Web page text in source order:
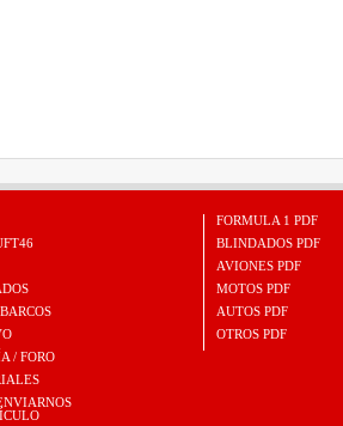
/ FORO
FORMULA 1 PDF
BLINDADOS PDF
AVIONES PDF
MOTOS PDF
AUTOS PDF
OTROS PDF